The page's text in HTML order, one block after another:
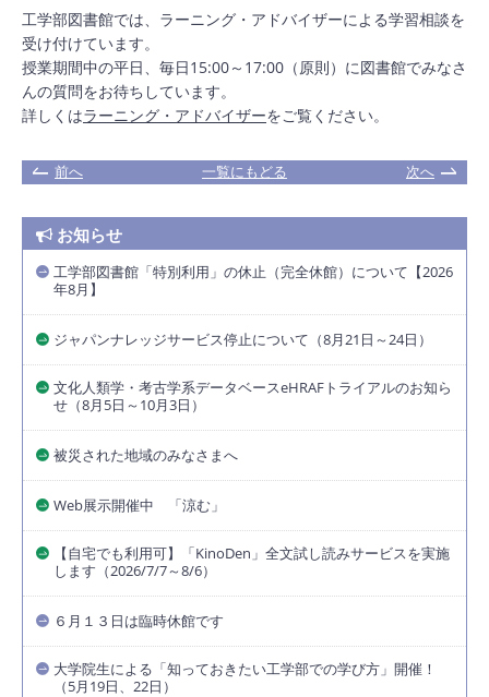
工学部図書館では、ラーニング・アドバイザーによる学習相談を
受け付けています。
授業期間中の平日、毎日15:00～17:00（原則）に図書館でみなさ
んの質問をお待ちしています。
詳しくはラーニング・アドバイザーをご覧ください。
前へ 一覧にもどる 次へ
お知らせ
工学部図書館「特別利用」の休止（完全休館）について【2026
年8月】
ジャパンナレッジサービス停止について（8月21日～24日）
文化人類学・考古学系データベースeHRAFトライアルのお知ら
せ（8月5日～10月3日）
被災された地域のみなさまへ
Web展示開催中 「涼む」
【自宅でも利用可】「KinoDen」全文試し読みサービスを実施
します（2026/7/7～8/6）
６月１３日は臨時休館です
大学院生による「知っておきたい工学部での学び方」開催！
（5月19日、22日）